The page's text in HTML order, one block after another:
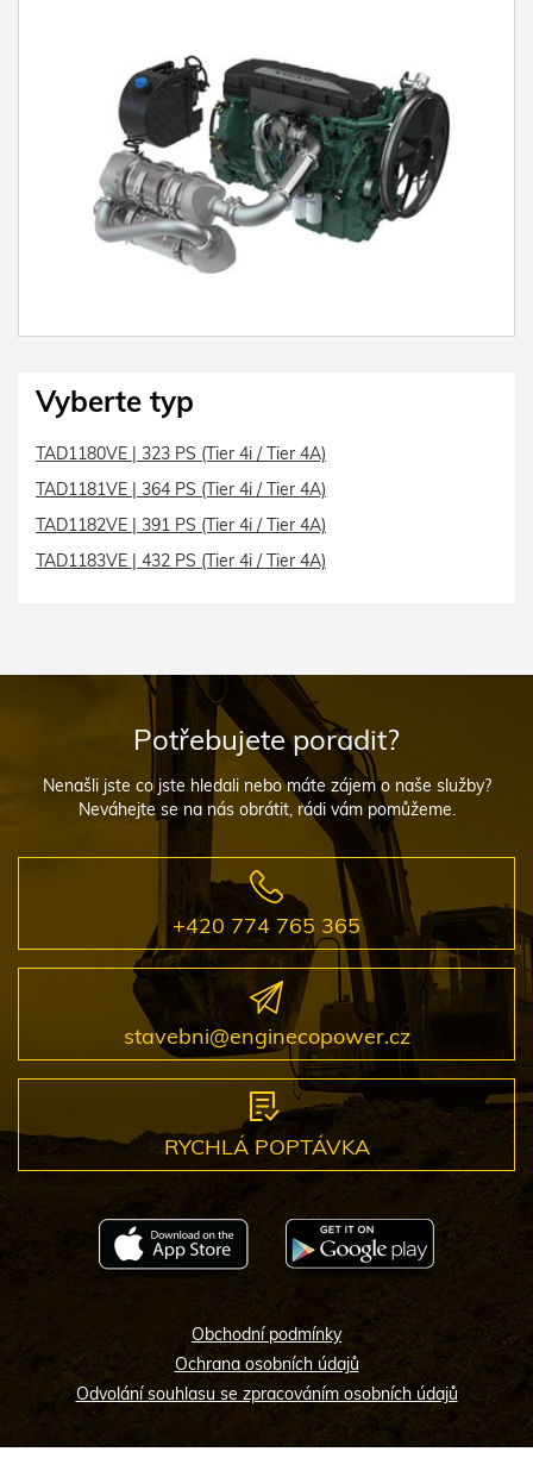
Vyberte typ
TAD1180VE | 323 PS (Tier 4i / Tier 4A)
TAD1181VE | 364 PS (Tier 4i / Tier 4A)
TAD1182VE | 391 PS (Tier 4i / Tier 4A)
TAD1183VE | 432 PS (Tier 4i / Tier 4A)
Potřebujete poradit?
Nenašli jste co jste hledali nebo máte zájem o naše služby?
Neváhejte se na nás obrátit, rádi vám pomůžeme.
+420 774 765 365
stavebni@enginecopower.cz
RYCHLÁ POPTÁVKA
Obchodní podmínky
Ochrana osobních údajů
Odvolání souhlasu se zpracováním osobních údajů